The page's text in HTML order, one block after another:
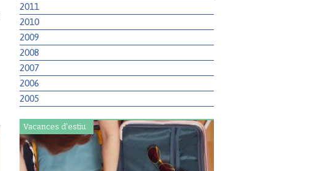
2011
2010
2009
2008
2007
2006
2005
Vacances d'estiu.